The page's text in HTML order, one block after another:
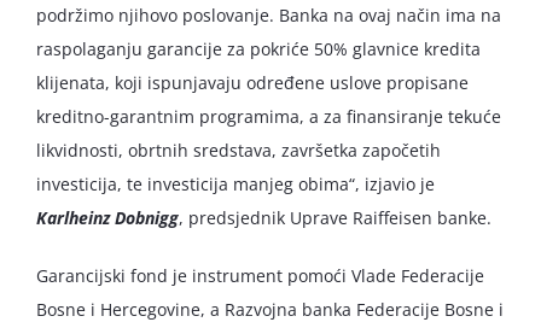
podržimo njihovo poslovanje. Banka na ovaj način ima na
raspolaganju garancije za pokriće 50% glavnice kredita
klijenata, koji ispunjavaju određene uslove propisane
kreditno-garantnim programima, a za finansiranje tekuće
likvidnosti, obrtnih sredstava, završetka započetih
investicija, te investicija manjeg obima“, izjavio je
Karlheinz Dobnigg, predsjednik Uprave Raiffeisen banke.
Garancijski fond je instrument pomoći Vlade Federacije
Bosne i Hercegovine, a Razvojna banka Federacije Bosne i